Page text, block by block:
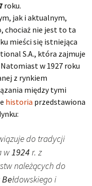
roku.
jak i aktualnym,
chociaż nie jest to ta
mieści się istniejąca
S.A., która zajmuje
w 1927 roku
z rynkiem
między tymi
historia przedstawiona
do tradycji
w1924r. z
należących do
Bełdowskiego i